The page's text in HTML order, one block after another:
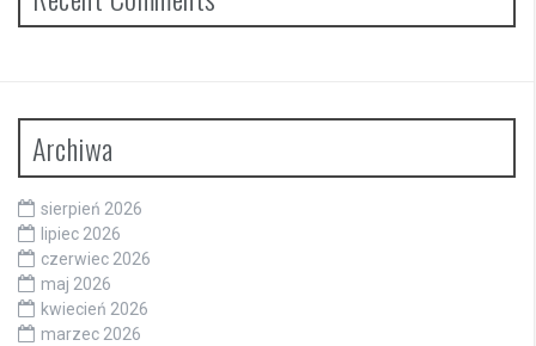
Archiwa
sierpień 2026
lipiec 2026
czerwiec 2026
maj 2026
kwiecień 2026
marzec 2026